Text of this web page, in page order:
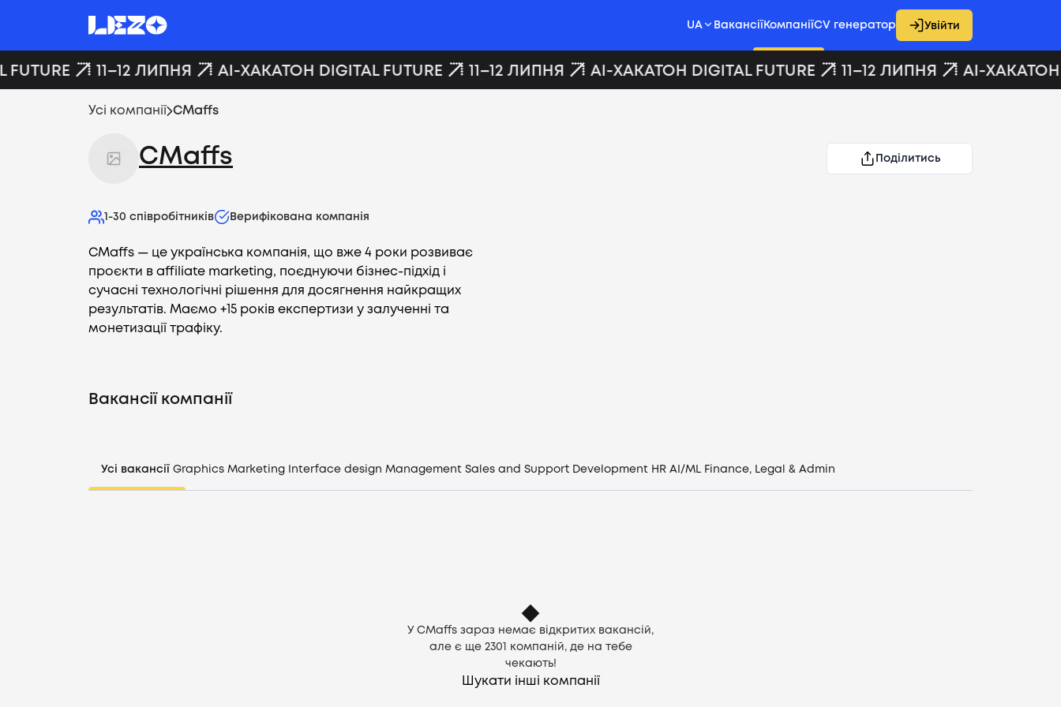
Увійти
UA Вакансії КомпаніїCV генератор Увійти
11–12 ЛИПНЯ AI-ХАКАТОН DIGITAL FUTURE 11–12 ЛИПНЯ AI-ХАКАТОН DIGITAL FUTURE 11–12 ЛИПНЯ AI-ХАКАТОН
Усі компанії CMaffs
CMaffs Поділитись
1-30 співробітників Верифікована компанія
CMaffs — це українська компанія, що вже 4 роки розвиває
проєкти в affiliate marketing, поєднуючи бізнес-підхід і
сучасні технологічні рішення для досягнення найкращих
результатів. Маємо +15 років експертизи у залученні та
монетизації трафіку.
Вакансії компанії
Усі вакансії Graphics Marketing Interface design Management Sales and Support Development HR AI/ML Finance, Legal & Admin
У CMaffs зараз немає відкритих вакансій,
але є ще 2301
компаній, де на тебе
чекають!
Шукати інші компанії